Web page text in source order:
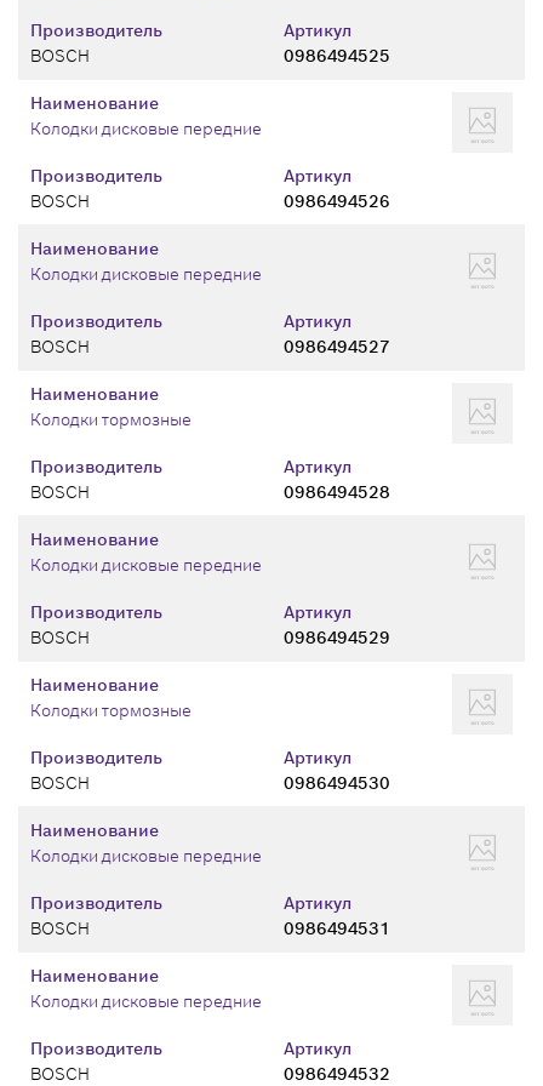
Производитель
BOSCH
Артикул
0986494525
Производитель
BOSCH
Артикул
0986494526
Наименование
Колодки дисковые передние
Производитель
BOSCH
Артикул
0986494527
Наименование
Колодки дисковые передние
Производитель
BOSCH
Артикул
0986494528
Наименование
Колодки тормозные
Производитель
BOSCH
Артикул
0986494529
Наименование
Колодки дисковые передние
Производитель
BOSCH
Артикул
0986494530
Наименование
Колодки тормозные
Производитель
BOSCH
Артикул
0986494531
Наименование
Колодки дисковые передние
Производитель
BOSCH
Артикул
0986494532
Наименование
Колодки дисковые передние